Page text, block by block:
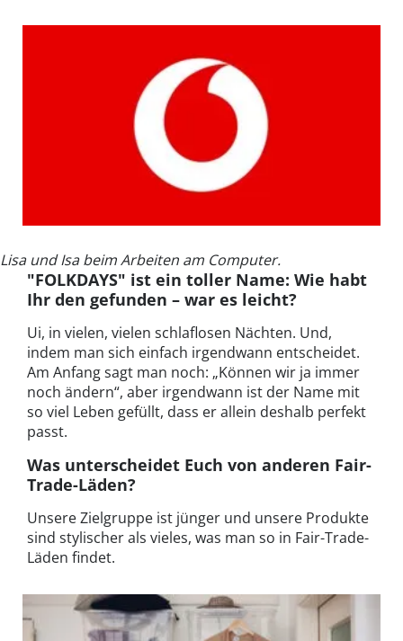
Lisa und Isa beim Arbeiten am Computer.
"FOLKDAYS" ist ein toller Name: Wie habt
Ihr den gefunden – war es leicht?
Ui, in vielen, vielen schlaflosen Nächten. Und,
indem man sich einfach irgendwann entscheidet.
Am Anfang sagt man noch: „Können wir ja immer
noch ändern“, aber irgendwann ist der Name mit
so viel Leben gefüllt, dass er allein deshalb perfekt
passt.
Was unterscheidet Euch von anderen Fair-
Trade-Läden?
Unsere Zielgruppe ist jünger und unsere Produkte
sind stylischer als vieles, was man so in Fair-Trade-
Läden findet.